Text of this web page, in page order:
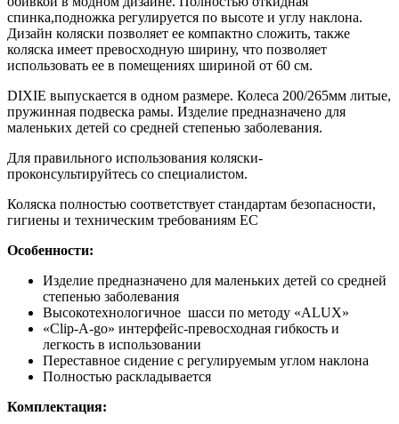
спинка,подножка регулируется по высоте и углу наклона.
Дизайн коляски позволяет ее компактно сложить, также
коляска имеет превосходную ширину, что позволяет
использовать ее в помещениях шириной от 60 см.
DIXIE выпускается в одном размере. Колеса 200/265мм литые,
пружинная подвеска рамы. Изделие предназначено для
маленьких детей со средней степенью заболевания.
Для правильного использования коляски-
проконсультируйтесь со специалистом.
Коляска полностью соответствует стандартам безопасности,
гигиены и техническим требованиям ЕС
Особенности:
Изделие предназначено для маленьких детей со средней
степенью заболевания
Высокотехнологичное шасси по методу «ALUX»
«Clip-A-go» интерфейс-превосходная гибкость и
легкость в использовании
Переставное сидение с регулируемым углом наклона
Полностью раскладывается
Комплектация: